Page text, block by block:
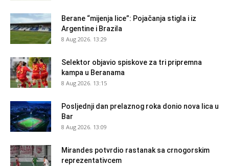
Berane “mijenja lice”: Pojačanja stigla i iz
Argentine i Brazila
8 Aug 2026. 13:29
Selektor objavio spiskove za tri pripremna
kampa u Beranama
8 Aug 2026. 13:15
Posljednji dan prelaznog roka donio nova lica u
Bar
8 Aug 2026. 13:09
Mirandes potvrdio rastanak sa crnogorskim
reprezentativcem